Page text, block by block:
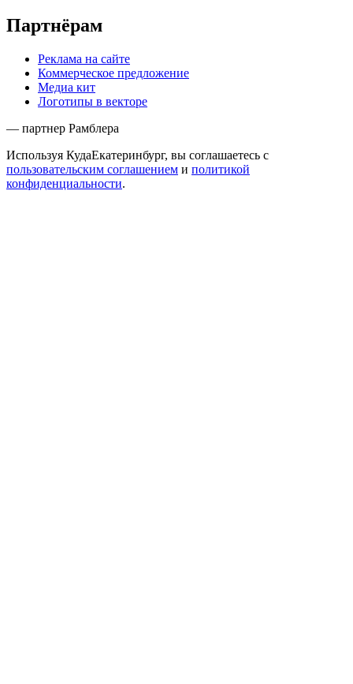
Партнёрам
Реклама на сайте
Коммерческое предложение
Медиа кит
Логотипы в векторе
— партнер Рамблера
Используя КудаЕкатеринбург, вы соглашаетесь с
пользовательским соглашением и политикой
конфиденциальности.